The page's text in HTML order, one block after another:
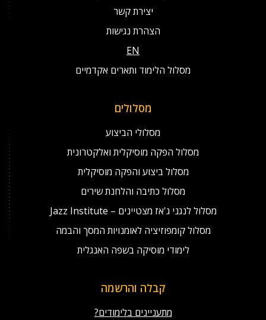
יצירת קשר
הצהרת נגישות
EN
מסלול הלימוד ותארים אקדמיים
מסלולים
מסלולי הביצוע
מסלול הפקה מוסיקלית ואלקטרונית
מסלול ביצוע והפקה מוסיקלית
מסלול כתיבה והלחנת שירים
מסלול לנגני ג'אז מצטיינים – Jazz Institute
מסלול קומפוזיציה לאומנויות המסך והבמה
לימודי מוסיקה בשפה האנגלית
קבלה והרשמה
מתעניינים בלימודים?